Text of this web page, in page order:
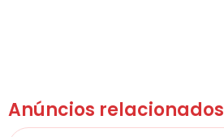
Anúncios relacionados